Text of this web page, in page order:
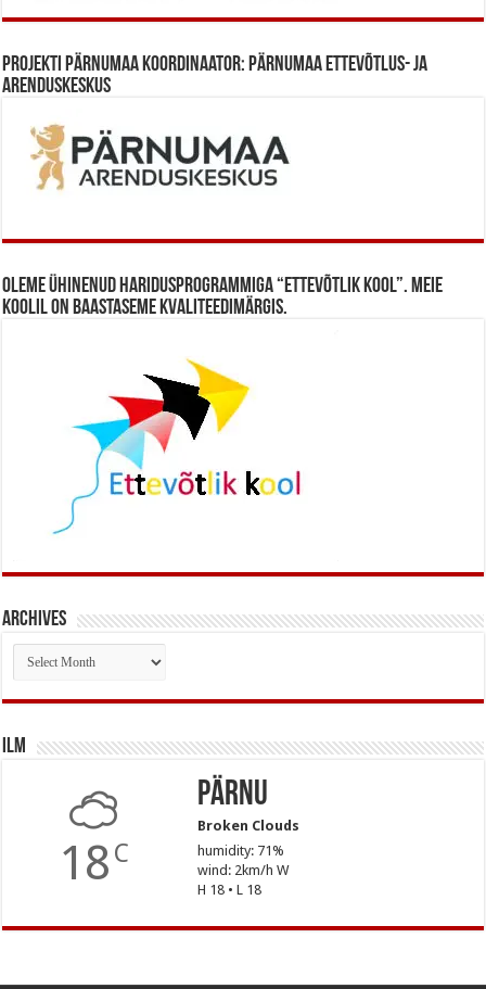
Projekti Pärnumaa koordinaator: Pärnumaa Ettevõtlus- ja
Arenduskeskus
Oleme ühinenud haridusprogrammiga “Ettevõtlik Kool”. Meie
koolil on baastaseme kvaliteedimärgis.
Archives
Archives
Ilm
18 C
Pärnu
Broken Clouds
humidity: 71%
wind: 2km/h W
H 18 • L 18